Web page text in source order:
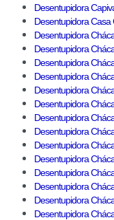
Desentupidora
Desentupidora Casa
Desentupidora
Desentupidora
Desentupidora
Desentupidora
Desentupidora
Desentupidora
Desentupidora
Desentupidora
Desentupidora
Desentupidora
Desentupidora
Desentupidora
Desentupidora
Desentupidora